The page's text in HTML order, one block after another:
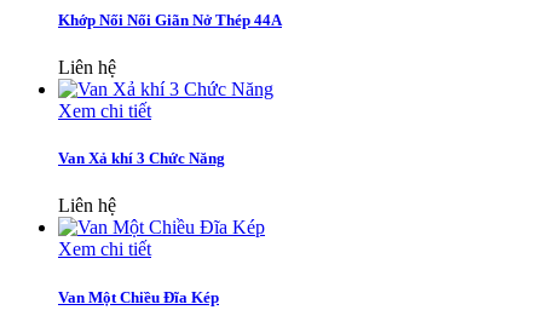
Khớp Nối Nối Giãn Nở Thép 44A
Liên hệ
Xem chi tiết
Van Xả khí 3 Chức Năng
Liên hệ
Xem chi tiết
Van Một Chiều Đĩa Kép